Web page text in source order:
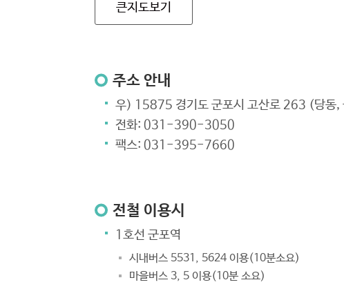
큰지도보기
주소 안내
우) 15875 경기도 군포시 고산로 263 (당동,
전화: 031-390-3050
팩스: 031-395-7660
전철 이용시
1호선 군포역
시내버스 5531, 5624 이용(10분소요)
마을버스 3, 5 이용(10분 소요)